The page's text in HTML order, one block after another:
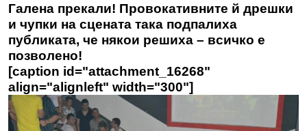
Галена прекали! Провокативните й дрешки
и чупки на сцената така подпалиха
публиката, че някои решиха – всичко е
позволено!
[caption id="attachment_16268"
align="alignleft" width="300"]